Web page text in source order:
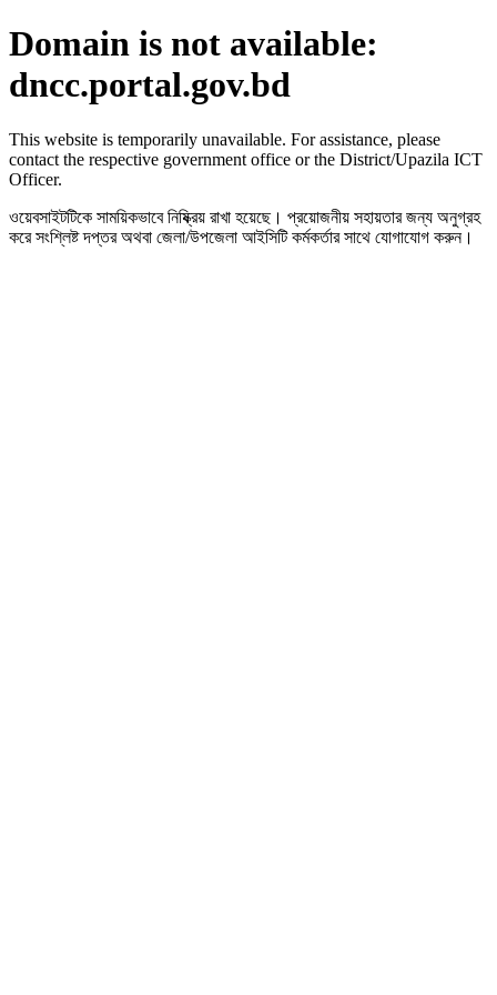
Domain is not available:
dncc.portal.gov.bd
This website is temporarily unavailable. For assistance, please
contact the respective government office or the District/Upazila ICT
Officer.
ওয়েবসাইটটিকে সাময়িকভাবে নিষ্ক্রিয় রাখা হয়েছে। প্রয়োজনীয় সহায়তার জন্য অনুগ্রহ
করে সংশ্লিষ্ট দপ্তর অথবা জেলা/উপজেলা আইসিটি কর্মকর্তার সাথে যোগাযোগ করুন।